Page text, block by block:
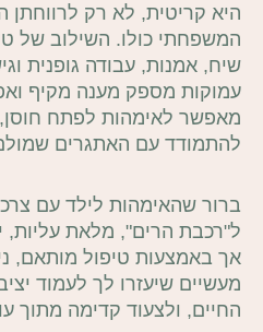
היא קריטית, לא רק
המשפחתי כולו. השילוב של
שיח, אמנות, עבודה גופנית
עמוקות מספק מענה מקיף
מאפשר לאימהות לפתח
להתמודד עם האתגרים
ברור שהאימהות לילד עם
ל"רכבת הרים", מלאת עליות,
אך באמצעות טיפול מותאם,
מעשיים שיעזרו לך לעמוד
החיים, ולצעוד קדימה מתוך